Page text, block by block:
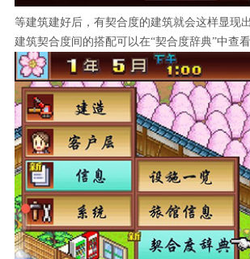
等建筑建好后，有契合度的建筑就会这样显现出
建筑契合度间的搭配可以在“契合度辞典”中查看